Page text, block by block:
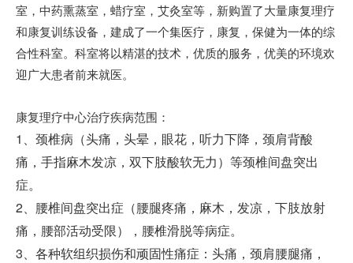
室，中药熏蒸室，蜡疗室，艾灸室等，新购置了大量康复理疗
和康复训练设备，建成了一个集医疗，康复，保健为一体的综
合性科室。科室将以精湛的技术，优质的服务，优美的环境欢
迎广大患者前来就医。
康复理疗中心治疗疾病范围：
1、颈椎病（头痛，头晕，眼花，听力下降，颈肩背酸
痛，手指麻木发凉，双下肢酸软无力）等颈椎间盘突出
症。
2、腰椎间盘突出症（腰腿疼痛，麻木，发凉，下肢放射
痛，腰部活动受限），腰椎滑脱等病症。
3、各种软组织损伤和顽固性痛症：头痛，颈肩腰腿痛，